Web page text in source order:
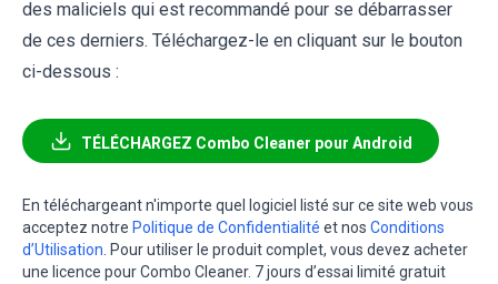
des maliciels qui est recommandé pour se débarrasser
de ces derniers. Téléchargez-le en cliquant sur le bouton
ci-dessous :
TÉLÉCHARGEZ Combo Cleaner pour Android
En téléchargeant n'importe quel logiciel listé sur ce site web vous
acceptez notre Politique de Confidentialité et nos Conditions
d’Utilisation. Pour utiliser le produit complet, vous devez acheter
une licence pour Combo Cleaner. 7 jours d’essai limité gratuit